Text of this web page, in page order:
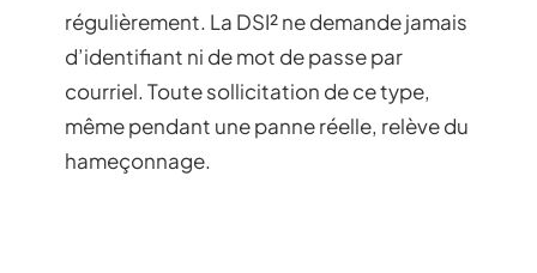
régulièrement. La DSI² ne demande jamais
d’identifiant ni de mot de passe par
courriel. Toute sollicitation de ce type,
même pendant une panne réelle, relève du
hameçonnage.